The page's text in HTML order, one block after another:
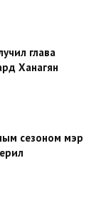
глава
Ханагян
сезоном мэр